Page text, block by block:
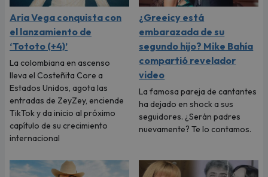
Aria Vega conquista con
el lanzamiento de
‘Tototo (+4)’
La colombiana en ascenso
lleva el Costeñita Core a
Estados Unidos, agota las
entradas de ZeyZey, enciende
TikTok y da inicio al próximo
capítulo de su crecimiento
internacional
¿Greeicy está
embarazada de su
segundo hijo? Mike Bahía
compartió revelador
video
La famosa pareja de cantantes
ha dejado en shock a sus
seguidores. ¿Serán padres
nuevamente? Te lo contamos.